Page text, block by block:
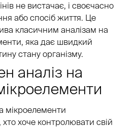
не вистачає, і своєчасно
або спосіб життя. Це
класичним аналізам на
яка дає швидкий
стану організму.
аналіз на
мікроелементи
хоче контролювати свій